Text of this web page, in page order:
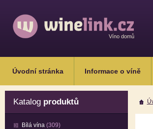
Víno domů
Úvodní stránka Informace o víně
Katalog produktů
Bílá vína (309)